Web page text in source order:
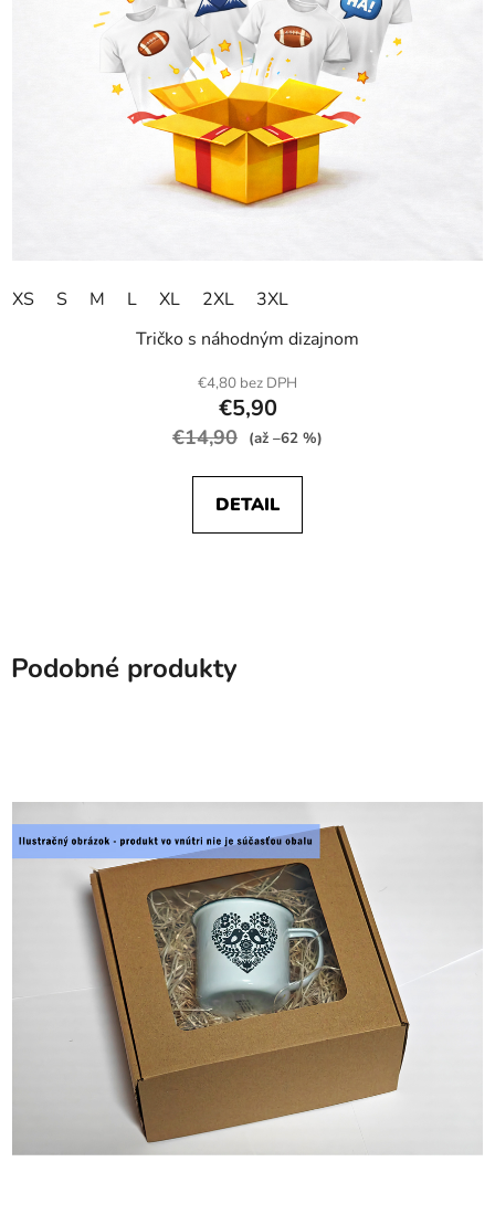
Tričko s náhodným dizajnom
€4,80 bez DPH
€5,90
€14,90 (až –62 %)
DETAIL
XS S M L XL 2XL 3XL
Podobné produkty